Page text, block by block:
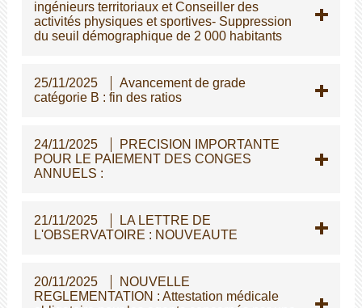
ingénieurs territoriaux et Conseiller des
activités physiques et sportives- Suppression
du seuil démographique de 2 000 habitants
25/11/2025
Avancement de grade
catégorie B : fin des ratios
24/11/2025
PRECISION IMPORTANTE
POUR LE PAIEMENT DES CONGES
ANNUELS :
21/11/2025
LA LETTRE DE
L'OBSERVATOIRE : NOUVEAUTE
20/11/2025
NOUVELLE
REGLEMENTATION : Attestation médicale